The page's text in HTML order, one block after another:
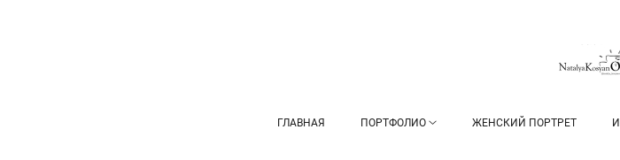
ГЛАВНАЯ ПОРТФОЛИО ЖЕНСКИЙ ПОРТРЕТ